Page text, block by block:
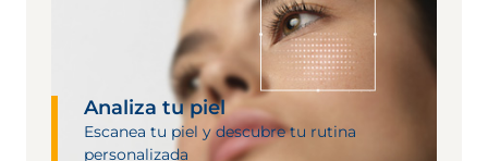
Analiza tu piel
Escanea tu piel y descubre tu rutina
personalizada